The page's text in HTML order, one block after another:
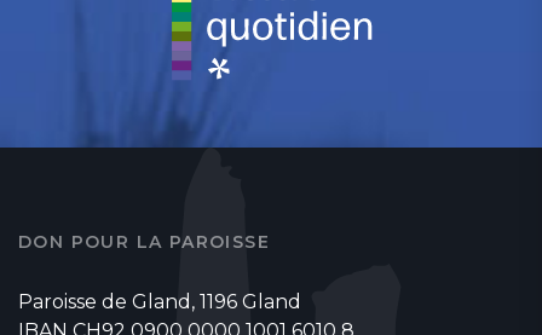
DON POUR LA PAROISSE
Paroisse de Gland, 1196 Gland
IBAN CH92 0900 0000 1001 6010 8